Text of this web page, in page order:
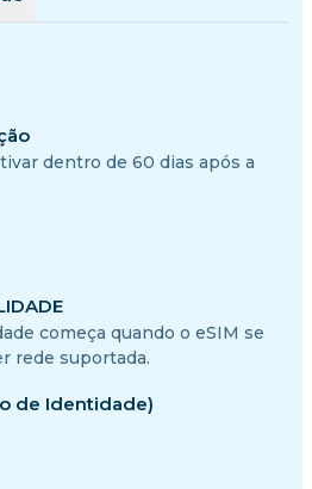
dentro de 60 dias após a
começa quando o eSIM se
rede suportada.
de Identidade)